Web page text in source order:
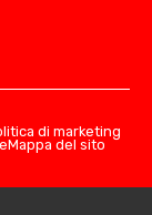
di marketing
Mappa del sito